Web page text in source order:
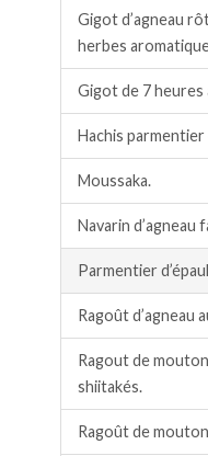
Gigot d’agneau
herbes
Gigot de 7 heures
Hachis parmentier
Moussaka.
Navarin
Parmentier
Ragoût d’agneau
Ragout de
shiitakés.
Ragoût de